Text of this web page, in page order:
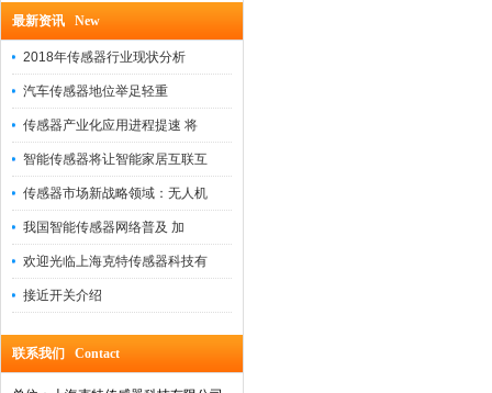
最新资讯 New
2018年传感器行业现状分析
汽车传感器地位举足轻重
传感器产业化应用进程提速 将
智能传感器将让智能家居互联互
传感器市场新战略领域：无人机
我国智能传感器网络普及 加
欢迎光临上海克特传感器科技有
接近开关介绍
联系我们 Contact